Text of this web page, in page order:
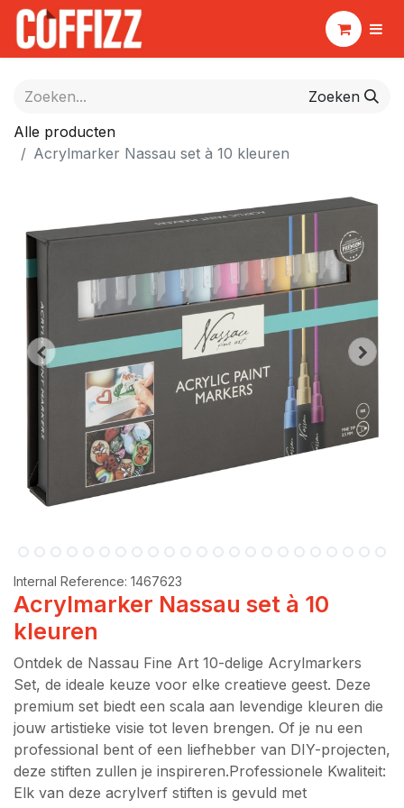
Zoeken
Alle producten
Acrylmarker Nassau set à 10 kleuren
Internal Reference: 1467623
Acrylmarker Nassau set à 10
kleuren
Ontdek de Nassau Fine Art 10-delige Acrylmarkers
Set, de ideale keuze voor elke creatieve geest. Deze
premium set biedt een scala aan levendige kleuren die
jouw artistieke visie tot leven brengen. Of je nu een
professional bent of een liefhebber van DIY-projecten,
deze stiften zullen je inspireren.Professionele Kwaliteit:
Elk van deze acrylverf stiften is gevuld met